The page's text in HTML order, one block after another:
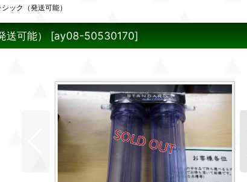
ック（発送可能）
可能） [ay08-50530170]